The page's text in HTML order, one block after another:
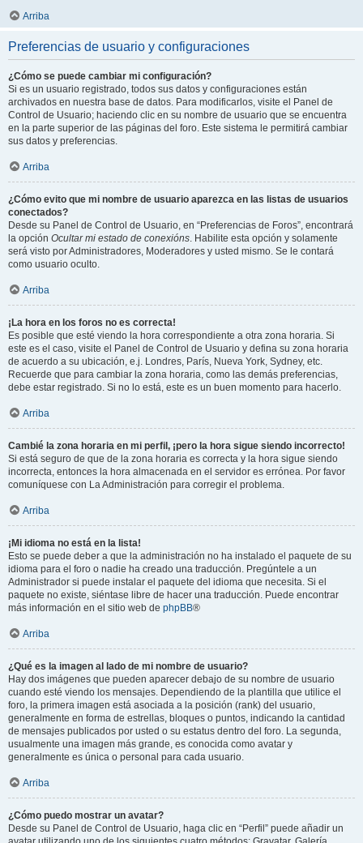
Arriba
Preferencias de usuario y configuraciones
¿Cómo se puede cambiar mi configuración?
Si es un usuario registrado, todos sus datos y configuraciones están
archivados en nuestra base de datos. Para modificarlos, visite el Panel de
Control de Usuario; haciendo clic en su nombre de usuario que se encuentra
en la parte superior de las páginas del foro. Este sistema le permitirá cambiar
sus datos y preferencias.
Arriba
¿Cómo evito que mi nombre de usuario aparezca en las listas de usuarios
conectados?
Desde su Panel de Control de Usuario, en “Preferencias de Foros”, encontrará
la opción Ocultar mi estado de conexións. Habilite esta opción y solamente
será visto por Administradores, Moderadores y usted mismo. Se le contará
como usuario oculto.
Arriba
¡La hora en los foros no es correcta!
Es posible que esté viendo la hora correspondiente a otra zona horaria. Si
este es el caso, visite el Panel de Control de Usuario y defina su zona horaria
de acuerdo a su ubicación, e.j. Londres, París, Nueva York, Sydney, etc.
Recuerde que para cambiar la zona horaria, como las demás preferencias,
debe estar registrado. Si no lo está, este es un buen momento para hacerlo.
Arriba
Cambié la zona horaria en mi perfil, ¡pero la hora sigue siendo incorrecto!
Si está seguro de que de la zona horaria es correcta y la hora sigue siendo
incorrecta, entonces la hora almacenada en el servidor es errónea. Por favor
comuníquese con La Administración para corregir el problema.
Arriba
¡Mi idioma no está en la lista!
Esto se puede deber a que la administración no ha instalado el paquete de su
idioma para el foro o nadie ha creado una traducción. Pregúntele a un
Administrador si puede instalar el paquete del idioma que necesita. Si el
paquete no existe, siéntase libre de hacer una traducción. Puede encontrar
más información en el sitio web de phpBB®
Arriba
¿Qué es la imagen al lado de mi nombre de usuario?
Hay dos imágenes que pueden aparecer debajo de su nombre de usuario
cuando esté viendo los mensajes. Dependiendo de la plantilla que utilice el
foro, la primera imagen está asociada a la posición (rank) del usuario,
generalmente en forma de estrellas, bloques o puntos, indicando la cantidad
de mensajes publicados por usted o su estatus dentro del foro. La segunda,
usualmente una imagen más grande, es conocida como avatar y
generalmente es única o personal para cada usuario.
Arriba
¿Cómo puedo mostrar un avatar?
Desde su Panel de Control de Usuario, haga clic en “Perfil” puede añadir un